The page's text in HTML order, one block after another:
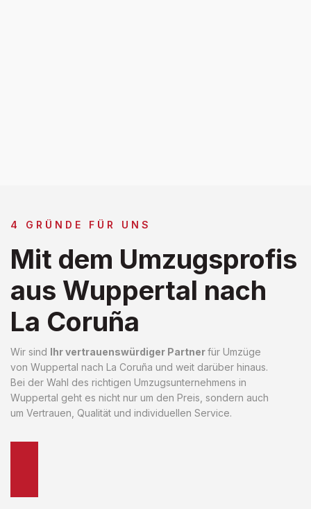
4 GRÜNDE FÜR UNS
Mit dem Umzugsprofis
aus Wuppertal nach
La Coruña
Wir sind Ihr vertrauenswürdiger Partnerfür Umzüge
von Wuppertal nach La Coruña und weit darüber hinaus.
Bei der Wahl des richtigen Umzugsunternehmens in
Wuppertal geht es nicht nur um den Preis, sondern auch
um Vertrauen, Qualität und individuellen Service.